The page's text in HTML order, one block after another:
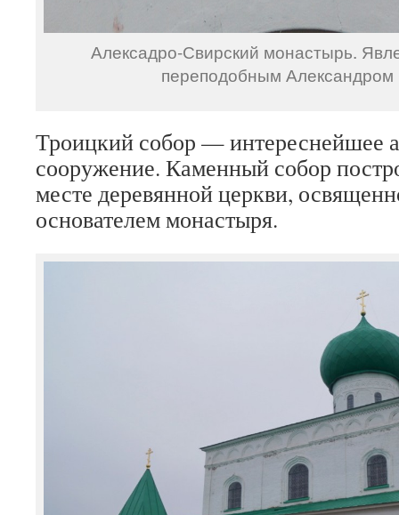
Алексадро-Свирский монастырь.
переподобным Александром
Троицкий собор — интереснейшее
сооружение. Каменный собор
месте деревянной церкви,
основателем монастыря.